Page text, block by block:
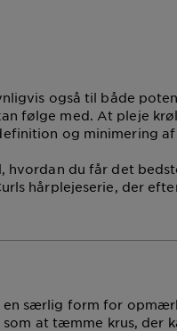
også til både
følge med. At pleje
og minimering af
hvordan du får det
hårplejeserie, der
en særlig form for
at tæmme krus, der